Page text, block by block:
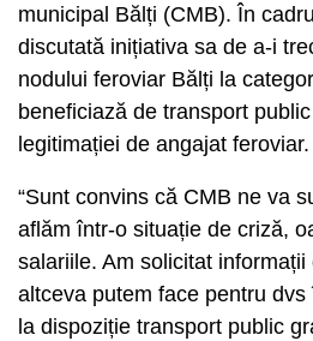
municipal Bălți (CMB). În
discutată inițiativa sa de a-i
nodului feroviar Bălți la
beneficiază de transport
legitimației de angajat feroviar.
“Sunt convins că CMB ne va
aflăm într-o situație de criză,
salariile. Am solicitat
altceva putem face pentru
la dispoziție transport public